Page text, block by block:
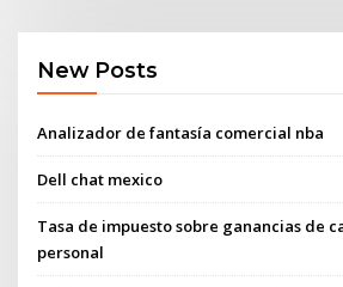
New Posts
Analizador de fantasía comercial nba
Dell chat mexico
Tasa de impuesto sobre ganancias de
personal